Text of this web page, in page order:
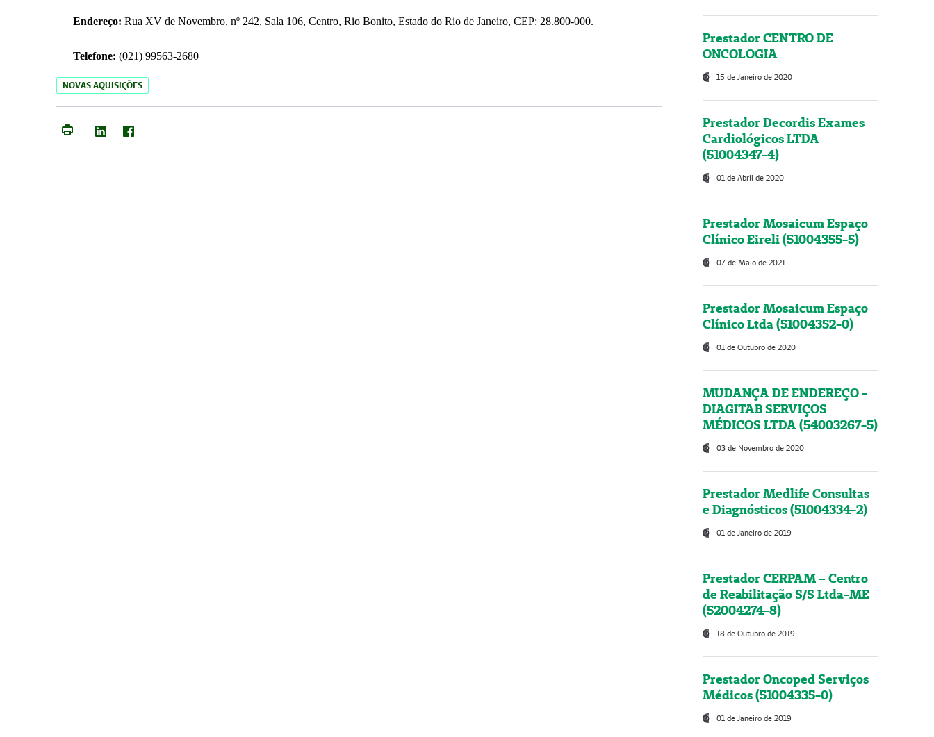
Endereço: Rua XV de Novembro, nº 242, Sala 106, Centro, Rio Bonito, Estado do Rio de Janeiro, CEP: 28.800-000.
Telefone: (021) 99563-2680
NOVAS AQUISIÇÕES
Prestador CENTRO DE
ONCOLOGIA
15 de Janeiro de 2020
Prestador Decordis Exames
Cardiológicos LTDA
(51004347-4)
01 de Abril de 2020
Prestador Mosaicum Espaço
Clínico Eireli (51004355-5)
07 de Maio de 2021
Prestador Mosaicum Espaço
Clínico Ltda (51004352-0)
01 de Outubro de 2020
MUDANÇA DE ENDEREÇO -
DIAGITAB SERVIÇOS
MÉDICOS LTDA (54003267-5)
03 de Novembro de 2020
Prestador Medlife Consultas
e Diagnósticos (51004334-2)
01 de Janeiro de 2019
Prestador CERPAM – Centro
de Reabilitação S/S Ltda-ME
(52004274-8)
18 de Outubro de 2019
Prestador Oncoped Serviços
Médicos (51004335-0)
01 de Janeiro de 2019